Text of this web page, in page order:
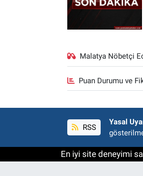
Malatya Nöbetçi
Puan Durumu ve
RSS
Yasal
En iyi site deneyimi